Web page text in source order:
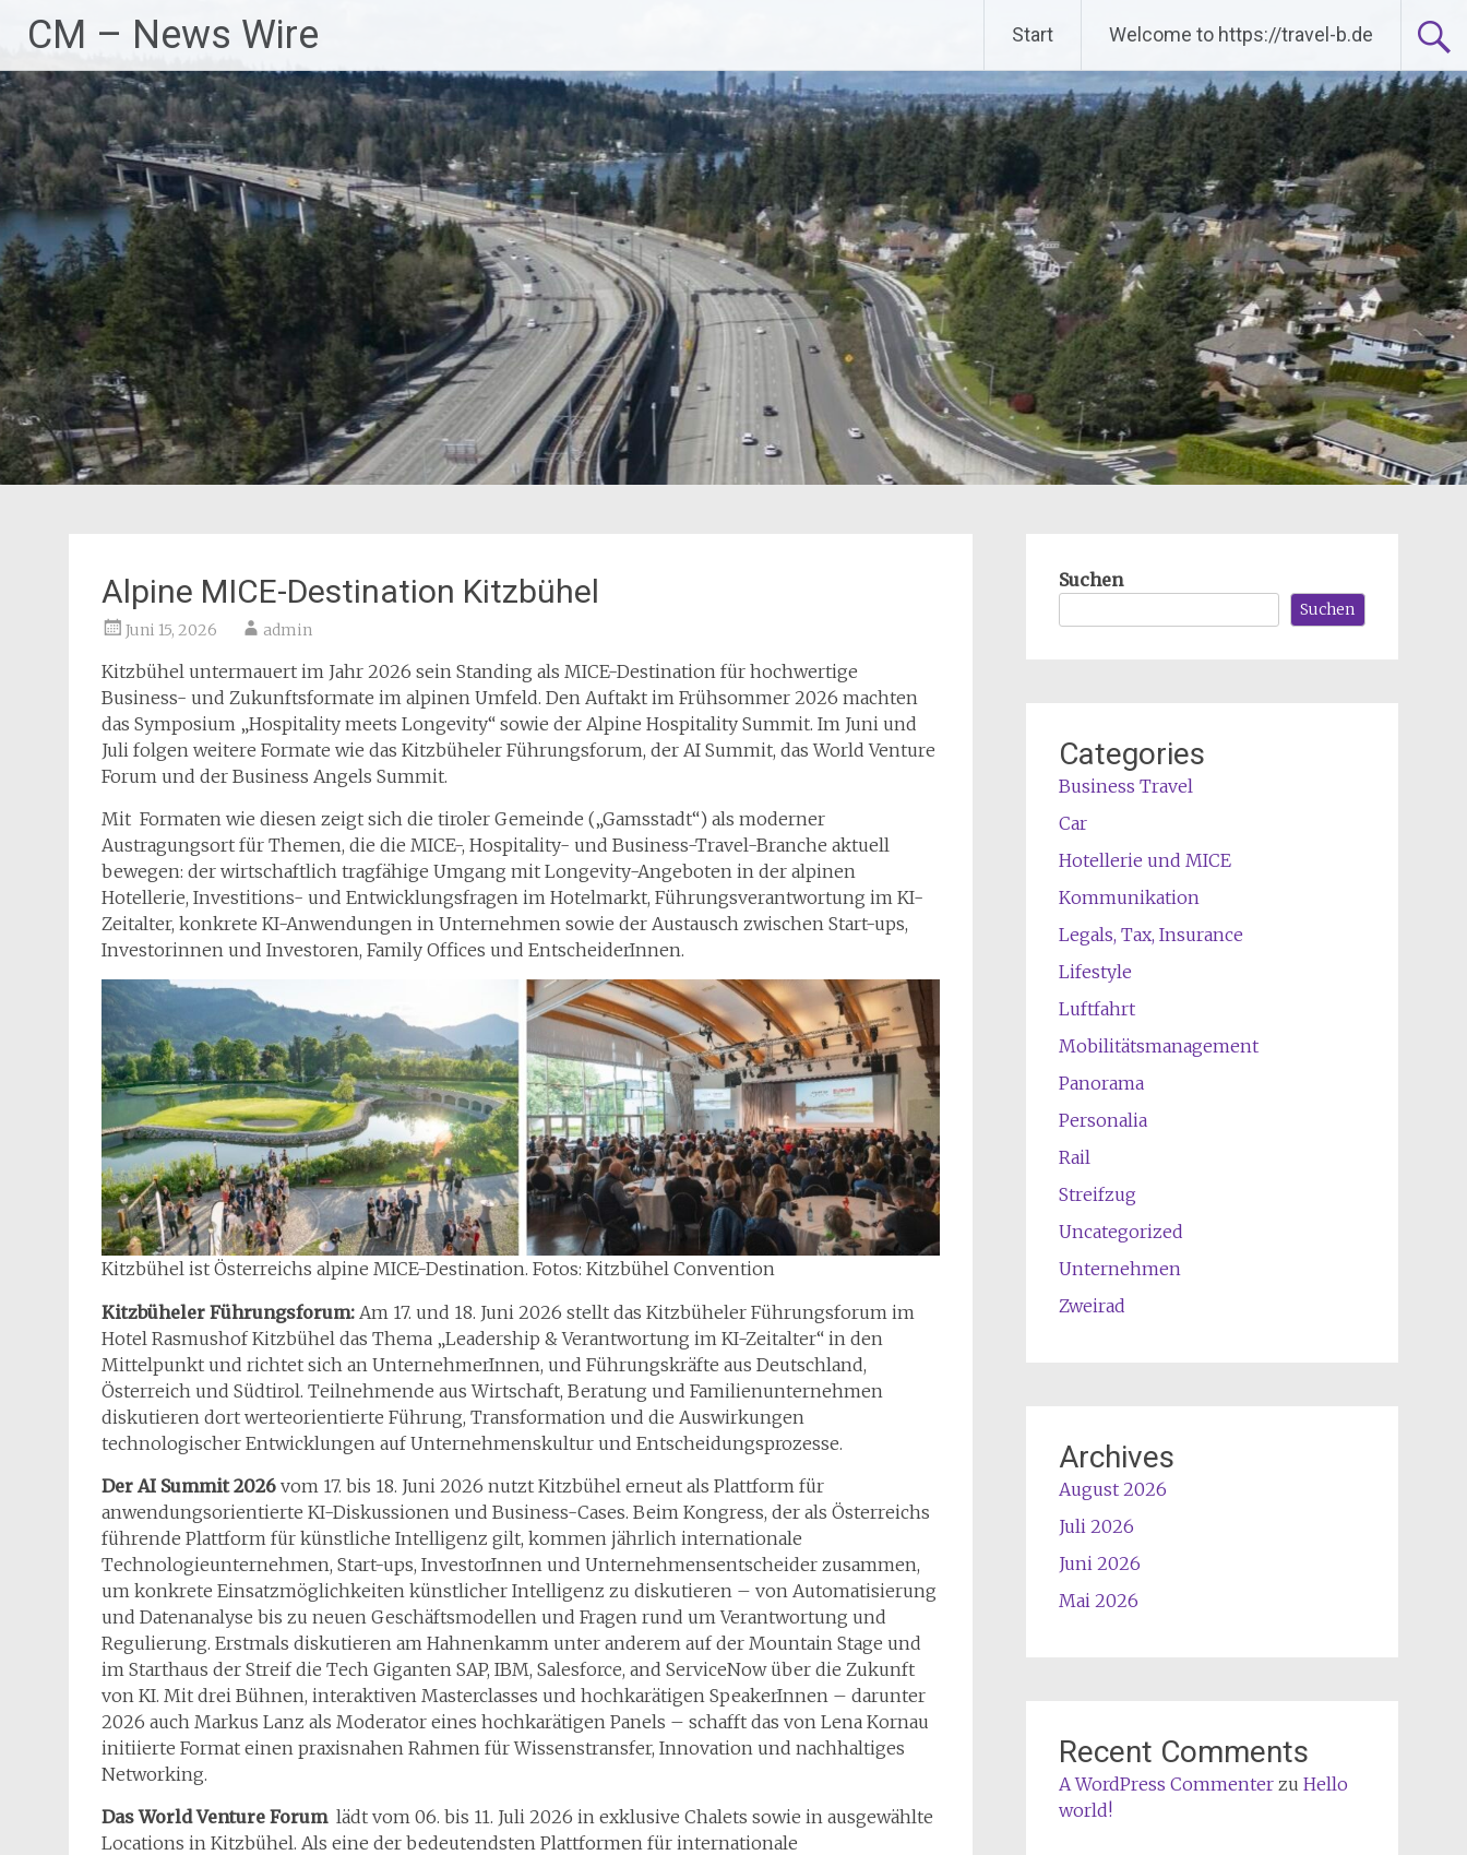
Inhalt
springen
CM – News Wire Start Welcome to https://travel-b.de
Alpine MICE-Destination Kitzbühel
Juni 15, 2026 admin
Kitzbühel untermauert im Jahr 2026 sein Standing als MICE-Destination für hochwertige
Business- und Zukunftsformate im alpinen Umfeld. Den Auftakt im Frühsommer 2026 machten
das Symposium „Hospitality meets Longevity“ sowie der Alpine Hospitality Summit. Im Juni und
Juli folgen weitere Formate wie das Kitzbüheler Führungsforum, der AI Summit, das World Venture
Forum und der Business Angels Summit.
Mit Formaten wie diesen zeigt sich die tiroler Gemeinde („Gamsstadt“) als moderner
Austragungsort für Themen, die die MICE-, Hospitality- und Business-Travel-Branche aktuell
bewegen: der wirtschaftlich tragfähige Umgang mit Longevity-Angeboten in der alpinen
Hotellerie, Investitions- und Entwicklungsfragen im Hotelmarkt, Führungsverantwortung im KI-
Zeitalter, konkrete KI-Anwendungen in Unternehmen sowie der Austausch zwischen Start-ups,
Investorinnen und Investoren, Family Offices und EntscheiderInnen.
Kitzbühel ist Österreichs alpine MICE-Destination. Fotos: Kitzbühel Convention
Kitzbüheler Führungsforum: Am 17. und 18. Juni 2026 stellt das Kitzbüheler Führungsforum im
Hotel Rasmushof Kitzbühel das Thema „Leadership & Verantwortung im KI-Zeitalter“ in den
Mittelpunkt und richtet sich an UnternehmerInnen, und Führungskräfte aus Deutschland,
Österreich und Südtirol. Teilnehmende aus Wirtschaft, Beratung und Familienunternehmen
diskutieren dort werteorientierte Führung, Transformation und die Auswirkungen
technologischer Entwicklungen auf Unternehmenskultur und Entscheidungsprozesse.
Der AI Summit 2026 vom 17. bis 18. Juni 2026 nutzt Kitzbühel erneut als Plattform für
anwendungsorientierte KI-Diskussionen und Business-Cases. Beim Kongress, der als Österreichs
führende Plattform für künstliche Intelligenz gilt, kommen jährlich internationale
Technologieunternehmen, Start-ups, InvestorInnen und Unternehmensentscheider zusammen,
um konkrete Einsatzmöglichkeiten künstlicher Intelligenz zu diskutieren – von Automatisierung
und Datenanalyse bis zu neuen Geschäftsmodellen und Fragen rund um Verantwortung und
Regulierung. Erstmals diskutieren am Hahnenkamm unter anderem auf der Mountain Stage und
im Starthaus der Streif die Tech Giganten SAP, IBM, Salesforce, and ServiceNow über die Zukunft
von KI. Mit drei Bühnen, interaktiven Masterclasses und hochkarätigen SpeakerInnen – darunter
2026 auch Markus Lanz als Moderator eines hochkarätigen Panels – schafft das von Lena Kornau
initiierte Format einen praxisnahen Rahmen für Wissenstransfer, Innovation und nachhaltiges
Networking.
Das World Venture Forum lädt vom 06. bis 11. Juli 2026 in exklusive Chalets sowie in ausgewählte
Locations in Kitzbühel. Als eine der bedeutendsten Plattformen für internationale
Suchen
Suchen
Categories
Business Travel
Car
Hotellerie und MICE
Kommunikation
Legals, Tax, Insurance
Lifestyle
Luftfahrt
Mobilitätsmanagement
Panorama
Personalia
Rail
Streifzug
Uncategorized
Unternehmen
Zweirad
Archives
August 2026
Juli 2026
Juni 2026
Mai 2026
Recent Comments
A WordPress Commenterzu Hello
world!